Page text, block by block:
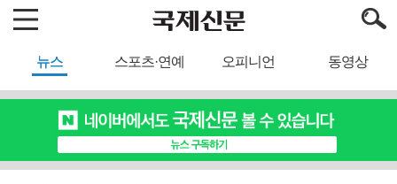
뉴스 스포츠·연예 오피니언 동영상